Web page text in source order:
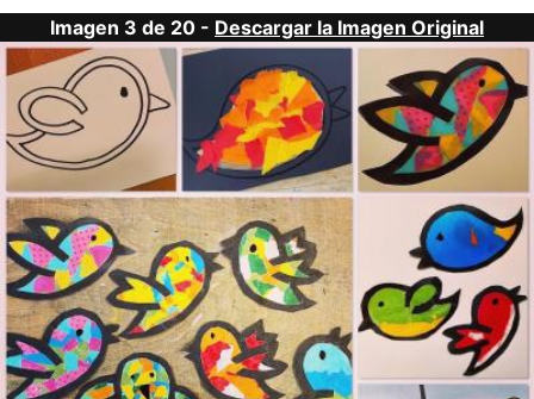
Imagen 3 de 20 - Descargar la Imagen Original